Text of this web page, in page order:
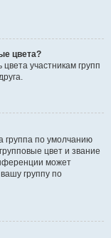
цвета?
участникам групп
группа по умолчанию
цвет и звание
может
группу по